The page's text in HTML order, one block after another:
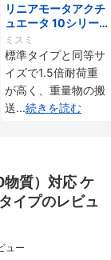
リニアモータアクチ
ュエータ 10シリー
ズ 標準タイプ 重荷
重 インクリメンタ
ル・アブソリュート
仕様
ミスミ
標準タイプと同等サ
イズで1.5倍耐荷重
が高く、重量物の搬
送...続きを読む
物質）対応 ケ
イプのレビュ
ュー